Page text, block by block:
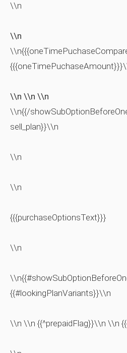
\\n
\\n
\\n \\n \\n
\\n{{/
sell_plan}}\\n
\\n
\\n
{{{purchaseOptionsText}}}
\\n
{{#lookingPlanVariants}}\\n
\\n \\n {{^prepaidFlag}}\\n \\n